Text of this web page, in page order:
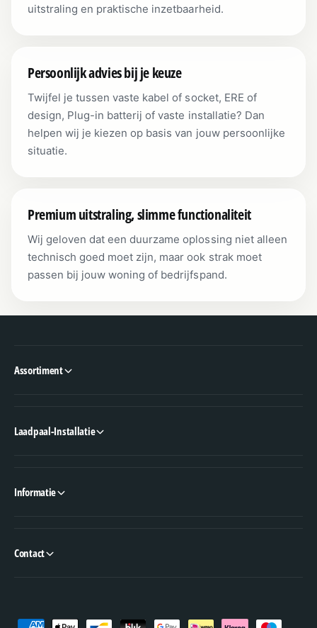
uitstraling en praktische inzetbaarheid.
Persoonlijk advies bij je keuze
Twijfel je tussen vaste kabel of socket, ERE of
design, Plug-in batterij of vaste installatie? Dan
helpen wij je kiezen op basis van jouw persoonlijke
situatie.
Premium uitstraling, slimme functionaliteit
Wij geloven dat een duurzame oplossing niet alleen
technisch goed moet zijn, maar ook strak moet
passen bij jouw woning of bedrijfspand.
Assortiment
Laadpaal-Installatie
Informatie
Contact